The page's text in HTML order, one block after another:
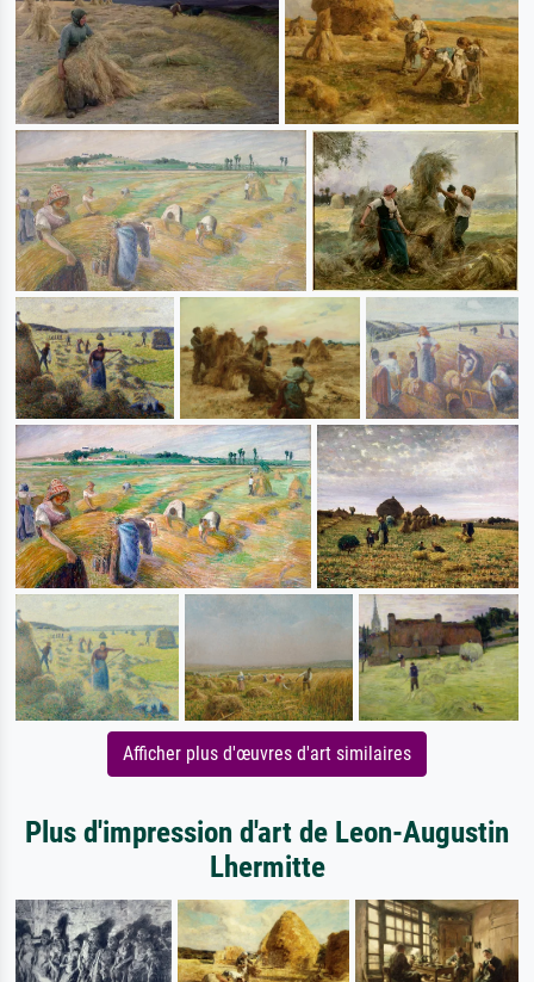
Afficher plus d'œuvres d'art similaires
Plus d'impression d'art de Leon-Augustin
Lhermitte